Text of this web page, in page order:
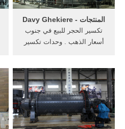
جرام" تشهد حالة من الاستقرار
ليتراوح سعرها بين ...المنتجات - Davy Ghekiere
تكسير الحجر للبيع في جنوب
أسعار الذهب . وحدات تكسير
أنواع آلة كسارة الحجر
والأسعار. آلة تكسير خام الذهب
الألماني. manfacturer من آلة
تكسير ...